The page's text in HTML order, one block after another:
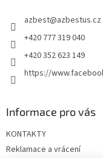
azbest@azbestus.cz
+420 777 319 040
+420 352 623 149
https://
Informace pro vás
KONTAKTY
Reklamace a vrácení